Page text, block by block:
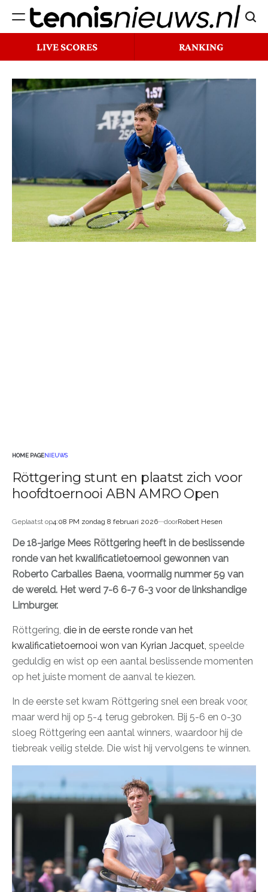
naar
Tennisnieuws.nl
LIVE SCORES RANKING
IN
HOME PAGE NIEUWS
Röttgering stunt en plaatst zich voor
hoofdtoernooi ABN AMRO Open
Geplaatst op4:08 PM zondag 8 februari 2026 doorRobert Hesen
De 18-jarige Mees Röttgering heeft in de beslissende
ronde van het kwalificatietoernooi gewonnen van
Roberto Carballes Baena, voormalig nummer 59 van
de wereld. Het werd 7-6 6-7 6-3 voor de linkshandige
Limburger.
Röttgering, die in de eerste ronde van het
kwalificatietoernooi won van Kyrian Jacquet, speelde
geduldig en wist op een aantal beslissende momenten
op het juiste moment de aanval te kiezen.
In de eerste set kwam Röttgering snel een break voor,
maar werd hij op 5-4 terug gebroken. Bij 5-6 en 0-30
sloeg Röttgering een aantal winners, waardoor hij de
tiebreak veilig stelde. Die wist hij vervolgens te winnen.